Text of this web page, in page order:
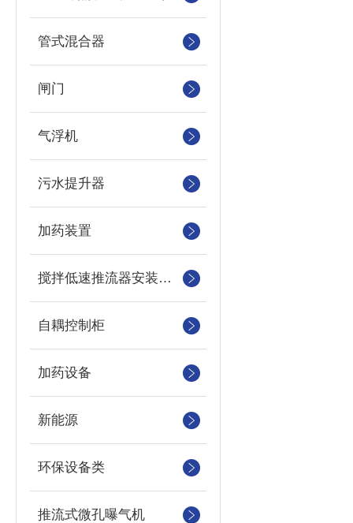
管式混合器
闸门
气浮机
污水提升器
加药装置
搅拌低速推流器安装系统
自耦控制柜
加药设备
新能源
环保设备类
推流式微孔曝气机